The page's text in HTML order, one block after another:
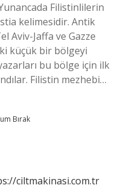
Filistinlilerin
kelimesidir. Antik
Aviv-Jaffa ve Gazze
küçük bir bölgeyi
bu bölge için ilk
Filistin mezhebi…
Bırak
ciltmakinasi.com.tr